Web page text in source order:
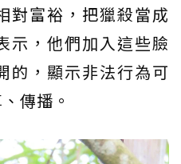
對富裕，把獵殺當成
示，他們加入這些臉
的，顯示非法行為可
傳播。